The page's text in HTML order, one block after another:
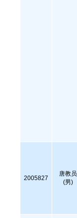
2005827
唐教员
(男)